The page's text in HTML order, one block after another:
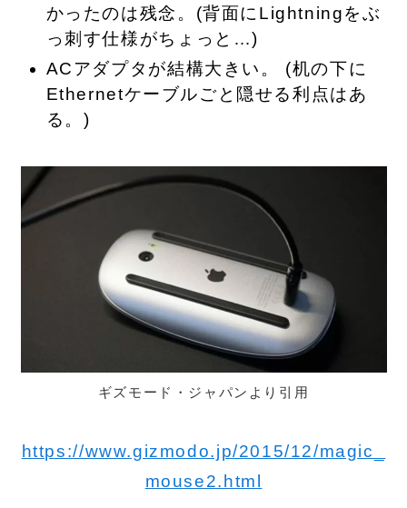
かったのは残念。(背面にLightningをぶ
っ刺す仕様がちょっと…)
ACアダプタが結構大きい。 (机の下に
Ethernetケーブルごと隠せる利点はあ
る。)
ギズモード・ジャパンより引用
https://www.gizmodo.jp/2015/12/magic_
mouse2.html